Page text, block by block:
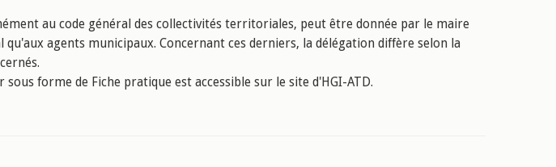
au code général des collectivités territoriales, peut être donnée par le maire
qu'aux agents municipaux. Concernant ces derniers, la délégation diffère selon la
forme de Fiche pratique est accessible sur le site d'HGI-ATD.